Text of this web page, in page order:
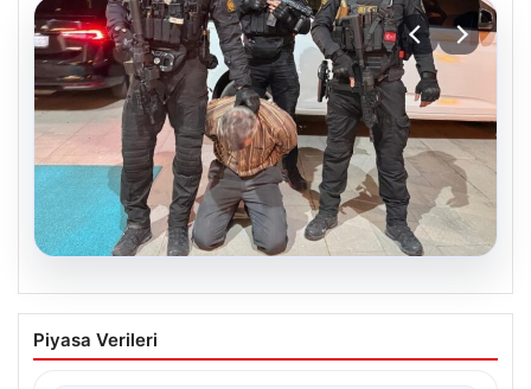
05.08.2026
FETÖ’nün Marmaris Suikast Planındaki
Teröristin Detaylı İfadesi Gün yüzüne
Piyasa Verileri